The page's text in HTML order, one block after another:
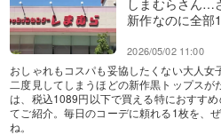
しまむらさん…
新作なのに全部
2026/05/02 11:00
おしゃれもコスパも妥協したくない大人
二度見してしまうほどの新作黒トップスが
は、税込1089円以下で買える特におすす
てご紹介。毎日のコーデに頼れる1枚を、
ね。